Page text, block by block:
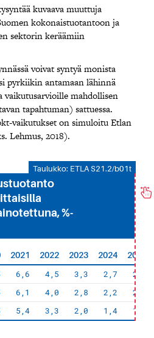
kuvaava muuttuja
kokonaistuotantoon ja
sektorin keräämiin
voivat syntyä monista
pyrkiikin antamaan lähinnä
mahdollisen
tapahtuman) sattuessa.
vaikutukset on simuloitu Etlan
Lehmus, 2018).
Taulukko: ETLA S21.2/b01t
%-
2021 2022 2023 2024 2025
6,6 4,5 3,3 2,7 2,5
6,1 4,0 2,8 2,2 2,0
5,4 3,3 2,0 1,4 1,3